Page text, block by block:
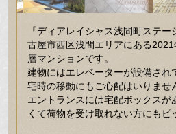
『ディアレイシャス浅間町ステ
古屋市西区浅間エリアにある
層マンションです。
建物にはエレベーターが設備され
宅時の移動にもご心配はいりませ
エントランスには宅配ボックスが
くて荷物を受け取れない方にもピ